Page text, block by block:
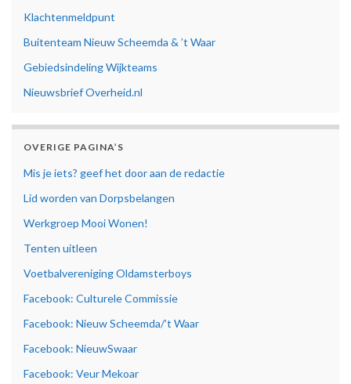
Klachtenmeldpunt
Buitenteam Nieuw Scheemda & ’t Waar
Gebiedsindeling Wijkteams
Nieuwsbrief Overheid.nl
OVERIGE PAGINA’S
Mis je iets? geef het door aan de redactie
Lid worden van Dorpsbelangen
Werkgroep Mooi Wonen!
Tenten uitleen
Voetbalvereniging Oldamsterboys
Facebook: Culturele Commissie
Facebook: Nieuw Scheemda/’t Waar
Facebook: NieuwSwaar
Facebook: Veur Mekoar